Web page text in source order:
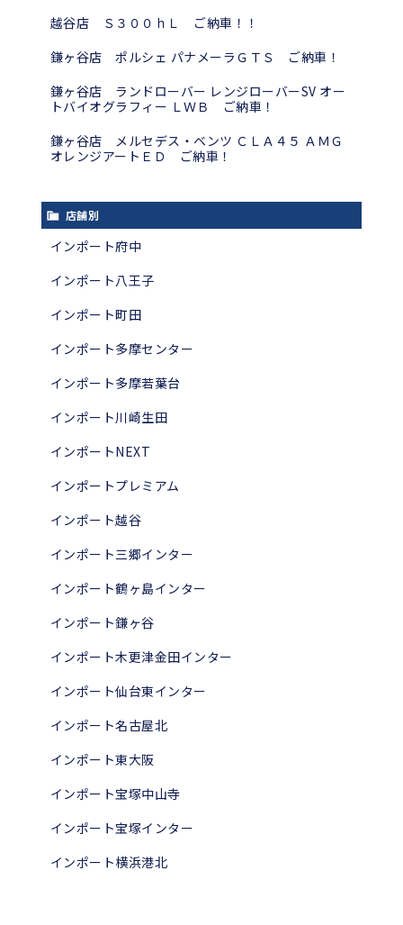
越谷店 Ｓ３００ｈＬ ご納車！！
鎌ヶ谷店 ポルシェ パナメーラＧＴＳ ご納車！
鎌ヶ谷店 ランドローバー レンジローバーSV オー
トバイオグラフィー ＬＷＢ ご納車！
鎌ヶ谷店 メルセデス・ベンツ ＣＬＡ４５ ＡＭＧ
オレンジアートＥＤ ご納車！
店舗別
インポート府中
インポート八王子
インポート町田
インポート多摩センター
インポート多摩若葉台
インポート川崎生田
インポートNEXT
インポートプレミアム
インポート越谷
インポート三郷インター
インポート鶴ヶ島インター
インポート鎌ヶ谷
インポート木更津金田インター
インポート仙台東インター
インポート名古屋北
インポート東大阪
インポート宝塚中山寺
インポート宝塚インター
インポート横浜港北